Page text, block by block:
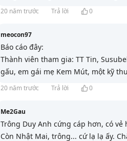
20 năm trước Trả lời 0
meocon97
Báo cáo đây:
Thành viên tham gia: TT Tin,
gấu, em gái mẹ Kem Mút, một kỹ
20 năm trước Trả lời 0
Me2Gau
Trông Duy Anh cứng cáp hơn, có
Còn Nhật Mai, trông... cứ lạ lạ ấy.